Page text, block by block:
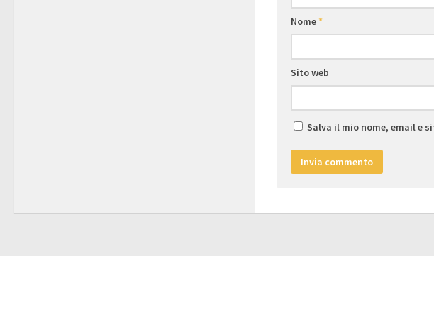
Nome*
Sito web
Salva il mio nome, email e